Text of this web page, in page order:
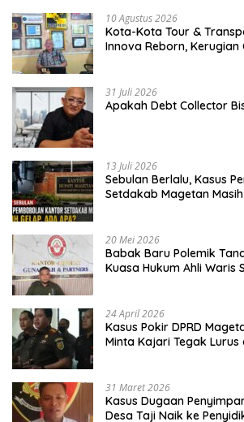
10 Agustus 2026
Kota-Kota Tour &
Innova Reborn,
31 Juli 2026
Apakah Debt Collector
13 Juli 2026
Sebulan Berlalu, Kasus
Setdakab Magetan
20 Mei 2026
Babak Baru Polemik
Kuasa Hukum Ahli Waris
24 April 2026
Kasus Pokir DPRD
Minta Kajari Tegak
31 Maret 2026
Kasus Dugaan
Desa Taji Naik ke